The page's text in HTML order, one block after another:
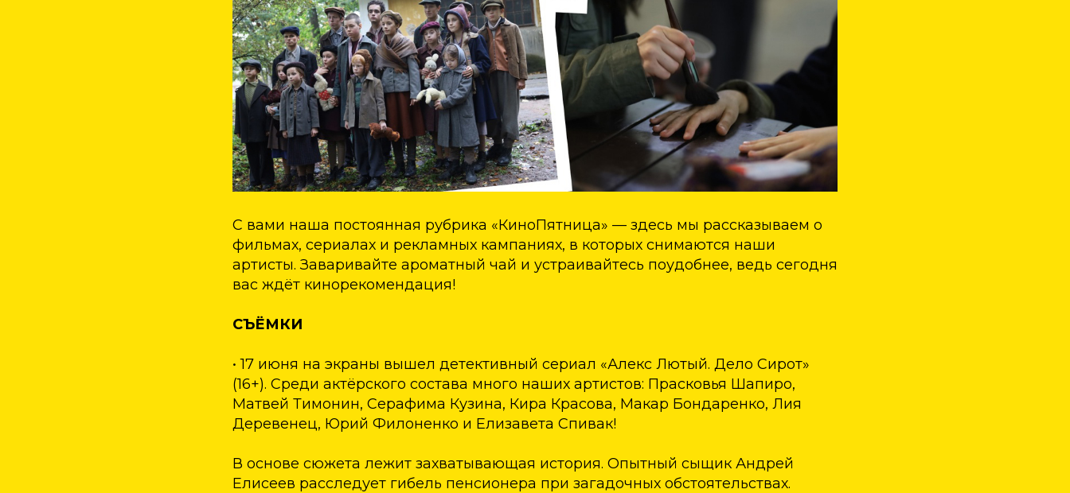
С вами наша постоянная рубрика «КиноПятница» — здесь мы рассказываем о
фильмах, сериалах и рекламных кампаниях, в которых снимаются наши
артисты. Заваривайте ароматный чай и устраивайтесь поудобнее, ведь сегодня
вас ждёт кинорекомендация!
СЪЁМКИ
• 17 июня на экраны вышел детективный сериал «Алекс Лютый. Дело Сирот»
(16+). Среди актёрского состава много наших артистов: Прасковья Шапиро,
Матвей Тимонин, Серафима Кузина, Кира Красова, Макар Бондаренко, Лия
Деревенец, Юрий Филоненко и Елизавета Спивак!
В основе сюжета лежит захватывающая история. Опытный сыщик Андрей
Елисеев расследует гибель пенсионера при загадочных обстоятельствах.